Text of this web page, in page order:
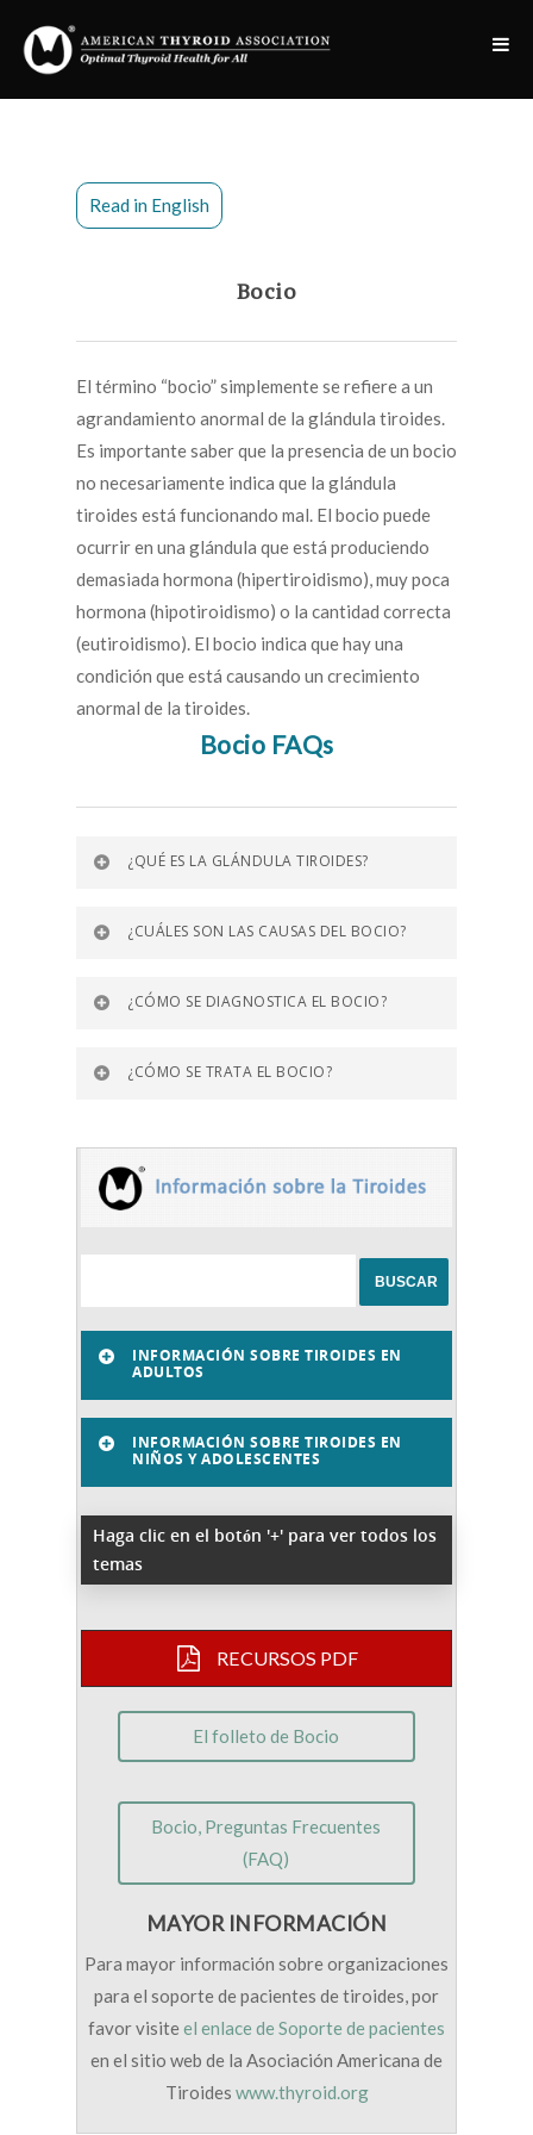
Read in English
Bocio
El término “bocio” simplemente se refiere a un
agrandamiento anormal de la glándula tiroides.
Es importante saber que la presencia de un bocio
no necesariamente indica que la glándula
tiroides está funcionando mal. El bocio puede
ocurrir en una glándula que está produciendo
demasiada hormona (hipertiroidismo), muy poca
hormona (hipotiroidismo) o la cantidad correcta
(eutiroidismo). El bocio indica que hay una
condición que está causando un crecimiento
anormal de la tiroides.
Bocio FAQs
¿QUÉ ES LA GLÁNDULA TIROIDES?
¿CUÁLES SON LAS CAUSAS DEL BOCIO?
¿CÓMO SE DIAGNOSTICA EL BOCIO?
¿CÓMO SE TRATA EL BOCIO?
INFORMACIÓN SOBRE TIROIDES EN
ADULTOS
INFORMACIÓN SOBRE TIROIDES EN
NIÑOS Y ADOLESCENTES
Haga clic en el botón '+' para ver todos los
temas
RECURSOS PDF
El folleto de Bocio
Bocio, Preguntas Frecuentes
(FAQ)
MAYOR INFORMACIÓN
Para mayor información sobre organizaciones
para el soporte de pacientes de tiroides, por
favor visiteel enlace de Soporte de pacientes
en el sitio web de la Asociación Americana de
Tiroides www.thyroid.org